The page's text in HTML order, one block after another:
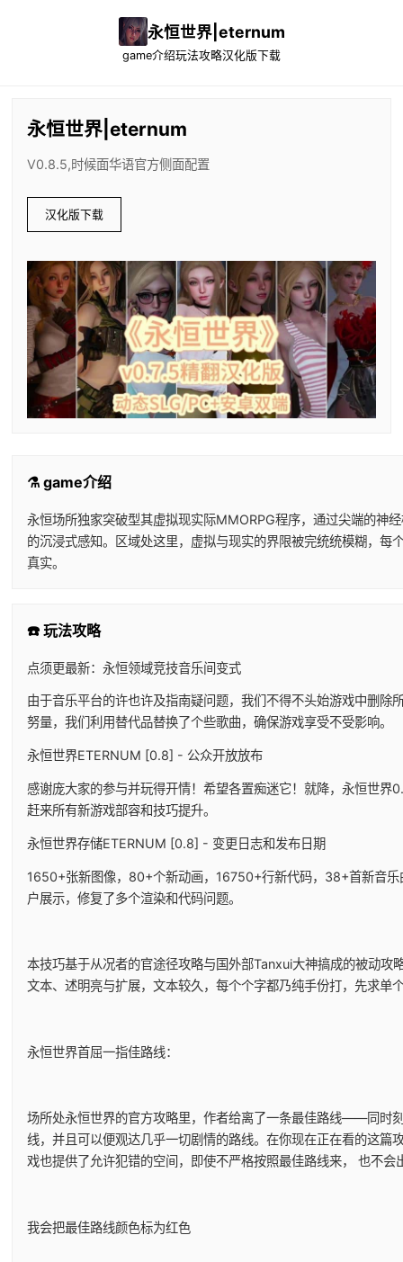
永恒世界|eternum
game介绍玩法攻略汉化版下载
永恒世界|eternum
V0.8.5,时候面华语官方侧面配置
汉化版下载
⚗️ game介绍
永恒场所独家突破型其虚拟现实际MMORPG程序，通过尖端的神
的沉浸式感知。区域处这里，虚拟与现实的界限被完统统模糊，每
真实。
☎️ 玩法攻略
点须更最新：永恒领域竞技音乐间变式
由于音乐平台的许也许及指南疑问题，我们不得不头始游戏中删除
努量，我们利用替代品替换了个些歌曲，确保游戏享受不受影响。
永恒世界ETERNUM [0.8] - 公众开放放布
感谢庞大家的参与并玩得开情！希望各置痴迷它！就降，永恒世界
赶来所有新游戏部容和技巧提升。
永恒世界存储ETERNUM [0.8] - 变更日志和发布日期
1650+张新图像，80+个新动画，16750+行新代码，38+首新音
户展示，修复了多个渲染和代码问题。
本技巧基于从况者的官途径攻略与国外部Tanxui大神搞成的被动攻
文本、述明亮与扩展，文本较久，每个个字都乃纯手份打，先求单
永恒世界首屈一指佳路线：
场所处永恒世界的官方攻略里，作者给离了一条最佳路线——同时
线，并且可以便观达几乎一切剧情的路线。在你现在正在看的这篇
戏也提供了允许犯错的空间，即使不严格按照最佳路线来， 也不会
我会把最佳路线颜色标为红色